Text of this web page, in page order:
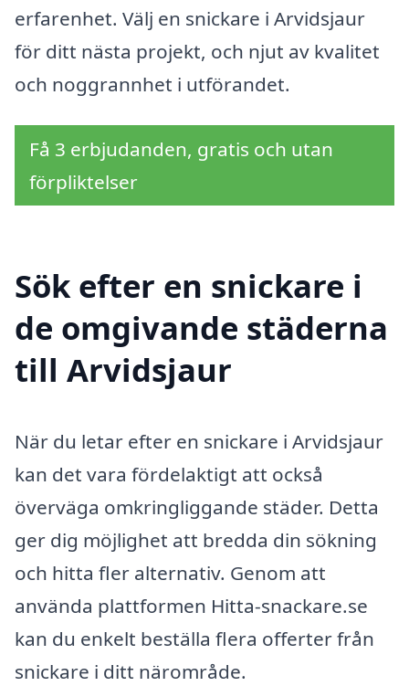
erfarenhet. Välj en snickare i Arvidsjaur
för ditt nästa projekt, och njut av kvalitet
och noggrannhet i utförandet.
Få 3 erbjudanden, gratis och utan
förpliktelser
Sök efter en snickare i
de omgivande städerna
till Arvidsjaur
När du letar efter en snickare i Arvidsjaur
kan det vara fördelaktigt att också
överväga omkringliggande städer. Detta
ger dig möjlighet att bredda din sökning
och hitta fler alternativ. Genom att
använda plattformen Hitta-snackare.se
kan du enkelt beställa flera offerter från
snickare i ditt närområde.